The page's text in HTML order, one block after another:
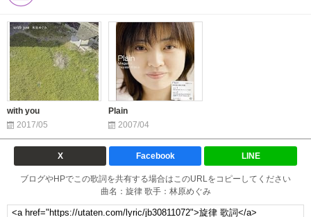
with you
2017/05
Plain
2007/04
X Facebook LINE
ブログやHPでこの歌詞を共有する場合はこのURLをコピーしてください
曲名：旋律 歌手：林原めぐみ